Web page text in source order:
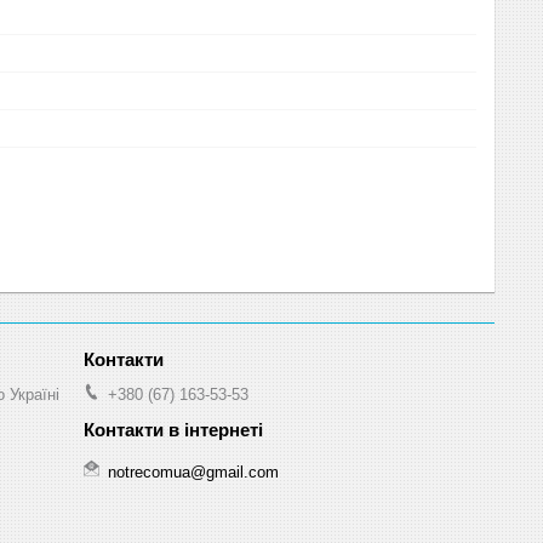
+380 (67) 163-53-53
notrecomua@gmail.com